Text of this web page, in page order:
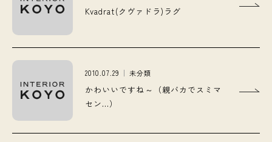
Kvadrat(クヴァドラ)ラグ
2010.07.29 未分類
かわいいですね～（親バカでスミマ
セン…）